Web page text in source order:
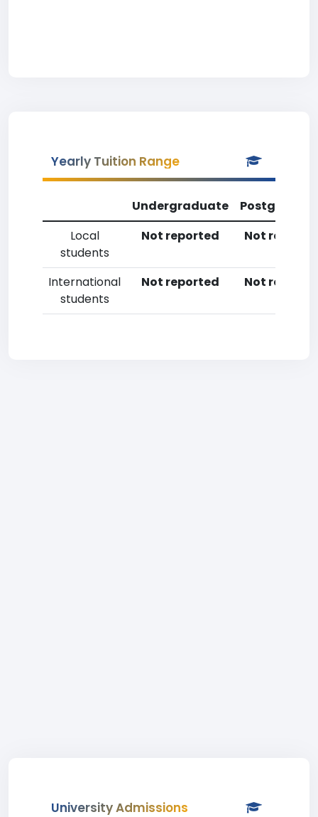
Yearly Tuition Range
Undergraduate
Local
students
Not reported Not
International
students
Not reported Not
University Admissions